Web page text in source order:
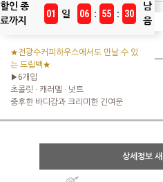
할인 종
료까지
01 일 06 : 55 : 29
남
음
★전광수커피하우스에서도 만날 수 있
는 드립백★
▶6개입
초콜릿 · 캐러멜 · 넛트
중후한 바디감과 크리미한 긴여운
상세정보 새